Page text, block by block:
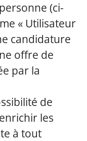
(ci-
« Utilisateur
candidature
offre de
par la
de
les
à tout